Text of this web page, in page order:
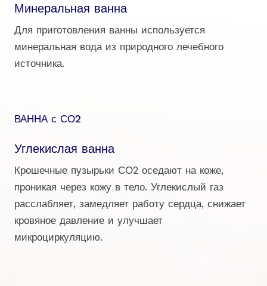
Минеральная ванна
Для приготовления ванны используется
минеральная вода из природного лечебного
источника.
ВАННА с СО2
Углекислая ванна
Крошечные пузырьки СО2 оседают на коже,
проникая через кожу в тело. Углекислый газ
расслабляет, замедляет работу сердца, снижает
кровяное давление и улучшает
микроциркуляцию.